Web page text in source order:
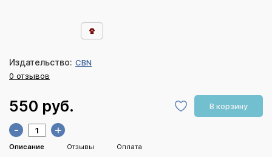
Издательство: CBN
0 отзывов
550 руб. В корзину
- +
Описание Отзывы Оплата